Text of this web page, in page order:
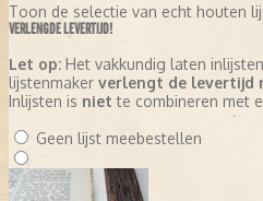
Toon de selectie van echt houten
VERLENGDE LEVERTIJD!
Let op: Het vakkundig laten
lijstenmaker verlengt de levertijd
Inlijsten is niet te combineren met
Geen lijst meebestellen